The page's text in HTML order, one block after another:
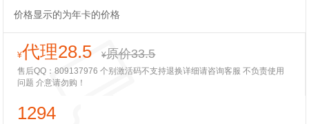
价格显示的为年卡的价格
¥代理28.5 ¥原价33.5
售后QQ：809137976 个别激活码不支持退换详细请咨询客服 不负责使用
问题 介意请勿购！
1294